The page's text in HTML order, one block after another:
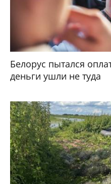
Белорус пытался
деньги ушли не туда